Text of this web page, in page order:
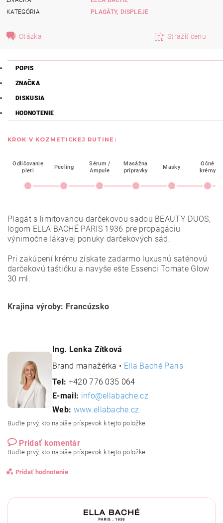
KATEGÓRIA
PLAGÁTY, DISPLEJE
Otázka Strážiť cenu
POPIS
ZNAČKA
DISKUSIA
HODNOTENIE
KROK V KOZMETICKEJ RUTINE:
Odličovanie
pleti
Peeling
Sérum /
Ampule
Masážna
prípravky
Masky
Očné
krémy
Plagát s limitovanou darčekovou sadou BEAUTY DUOS,
logom ELLA BACHÉ PARIS 1936 pre propagáciu
výnimočne lákavej ponuky darčekových sád.
Pri zakúpení krému získate zadarmo luxusnú saténovú
darčekovú taštičku a navyše ešte Essenci Tomate Glow
30 ml.
Krajina výroby: Francúzsko
Ing. Lenka Zítková
Brand manažérka • Ella Baché Paris
Tel: +420 776 035 064
E-mail: info@ellabache.cz
Web: www.ellabache.cz
Buďte prvý, kto napíše príspevok k tejto položke.
Pridať komentár
Buďte prvý, kto napíše príspevok k tejto položke.
Pridať hodnotenie